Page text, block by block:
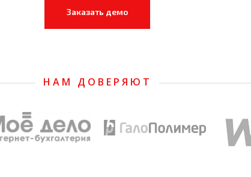
Заказать демо
НАМ ДОВЕРЯЮТ